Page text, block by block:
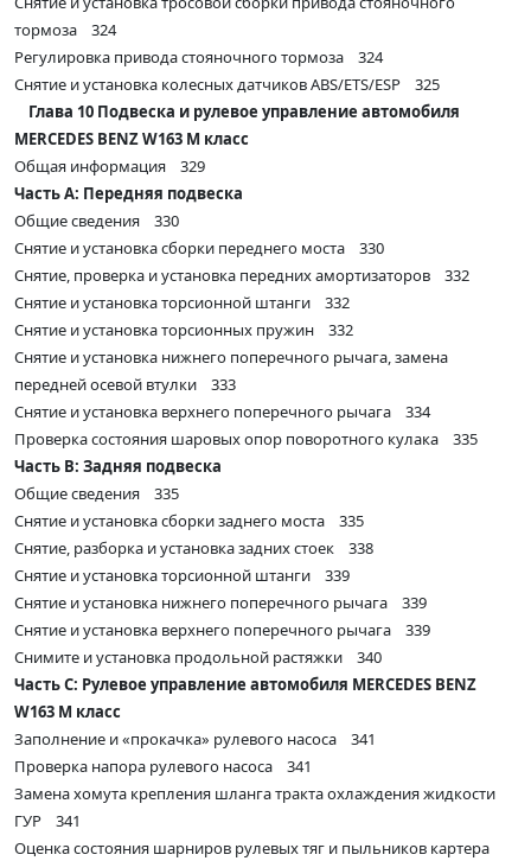
тормоза 324
Регулировка привода стояночного тормоза 324
Снятие и установка колесных датчиков ABS/ETS/ESP 325
Глава 10 Подвеска и рулевое управление автомобиля
MERCEDES BENZ W163 M класс
Общая информация 329
Часть А: Передняя подвеска
Общие сведения 330
Снятие и установка сборки переднего моста 330
Снятие, проверка и установка передних амортизаторов 332
Снятие и установка торсионной штанги 332
Снятие и установка торсионных пружин 332
Снятие и установка нижнего поперечного рычага, замена
передней осевой втулки 333
Снятие и установка верхнего поперечного рычага 334
Проверка состояния шаровых опор поворотного кулака 335
Часть В: Задняя подвеска
Общие сведения 335
Снятие и установка сборки заднего моста 335
Снятие, разборка и установка задних стоек 338
Снятие и установка торсионной штанги 339
Снятие и установка нижнего поперечного рычага 339
Снятие и установка верхнего поперечного рычага 339
Снимите и установка продольной растяжки 340
Часть С: Рулевое управление автомобиля MERCEDES BENZ
W163 M класс
Заполнение и «прокачка» рулевого насоса 341
Проверка напора рулевого насоса 341
Замена хомута крепления шланга тракта охлаждения жидкости
ГУР 341
Оценка состояния шарниров рулевых тяг и пыльников картера